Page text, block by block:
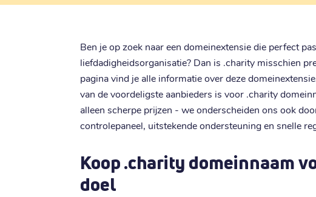
Ben je op zoek naar een domeinextensie die perfect
liefdadigheidsorganisatie? Dan is .charity misschien
pagina vind je alle informatie over deze
van de voordeligste aanbieders is voor .charity
alleen scherpe prijzen - we onderscheiden ons ook
controlepaneel, uitstekende ondersteuning en snelle
Koop .charity domeinnaam
doel